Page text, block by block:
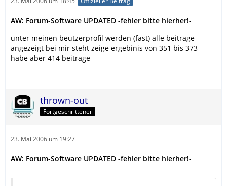
AW: Forum-Software UPDATED -fehler bitte hierher!-
unter meinen beutzerprofil werden (fast) alle beiträge
angezeigt bei mir steht zeige ergebinis von 351 bis 373
habe aber 414 beiträge
thrown-out
Fortgeschrittener
23. Mai 2006 um 19:27
AW: Forum-Software UPDATED -fehler bitte hierher!-